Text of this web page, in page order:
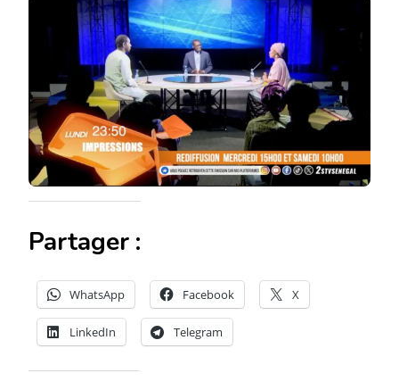
Partager :
WhatsApp Facebook X
LinkedIn Telegram